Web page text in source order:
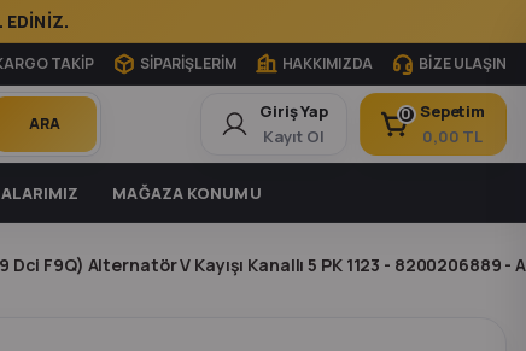
EDİNİZ.
TAKİP SİPARİŞLERİM HAKKIMIZDA BİZE ULAŞIN
ARA
Giriş Yap
Kayıt Ol
0 Sepetim
0,00 TL
MAĞAZA KONUMU
Dci F9Q) Alternatör V Kayışı Kanallı 5 PK 1123 - 8200206889 -